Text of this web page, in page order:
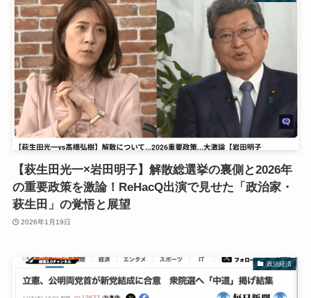
【萩生田光一×岩田明子】解散総選挙の裏側と2026年
の重要政策を激論！ReHacQ出演で見せた「政治家・
萩生田」の覚悟と展望
2026年1月19日
政治経済